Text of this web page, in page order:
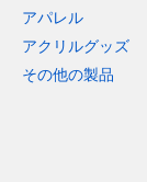
アパレル
アクリルグッズ
その他の製品